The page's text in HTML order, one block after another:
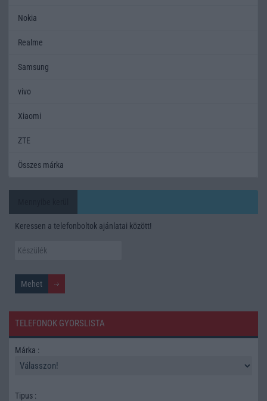
Nokia
Realme
Samsung
vivo
Xiaomi
ZTE
Összes márka
Keressen a telefonboltok ajánlatai között!
TELEFONOK GYORSLISTA
Márka :
Tipus :